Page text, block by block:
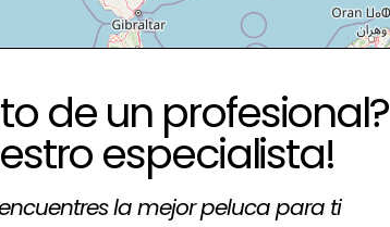
de un profesional?
especialista!
la mejor peluca para ti